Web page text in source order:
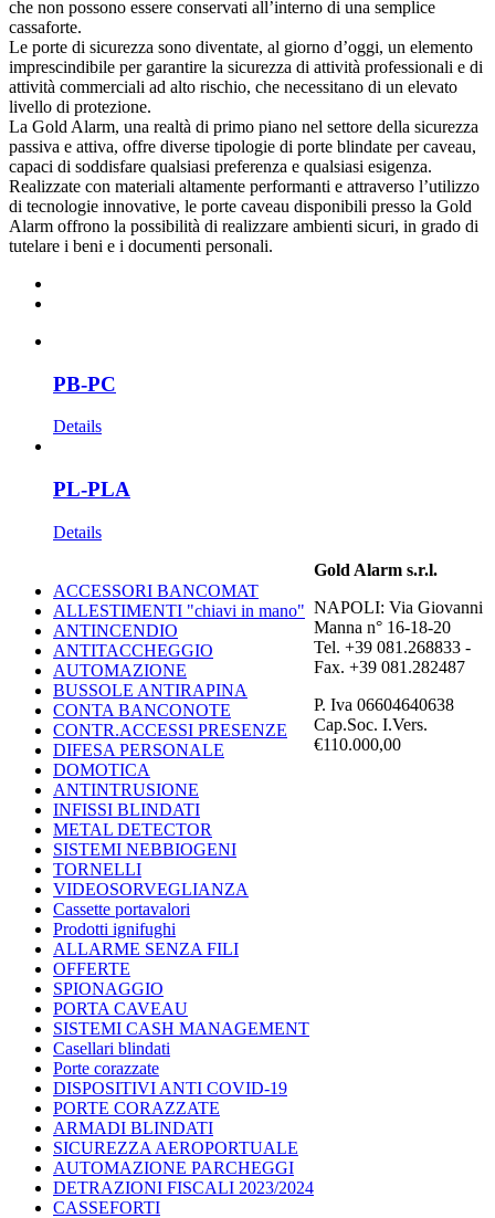
che non possono essere conservati all’interno di una semplice
cassaforte.
Le porte di sicurezza sono diventate, al giorno d’oggi, un elemento
imprescindibile per garantire la sicurezza di attività professionali e di
attività commerciali ad alto rischio, che necessitano di un elevato
livello di protezione.
La Gold Alarm, una realtà di primo piano nel settore della sicurezza
passiva e attiva, offre diverse tipologie di porte blindate per caveau,
capaci di soddisfare qualsiasi preferenza e qualsiasi esigenza.
Realizzate con materiali altamente performanti e attraverso l’utilizzo
di tecnologie innovative, le porte caveau disponibili presso la Gold
Alarm offrono la possibilità di realizzare ambienti sicuri, in grado di
tutelare i beni e i documenti personali.
PB-PC
Details
PL-PLA
Details
ACCESSORI BANCOMAT
ALLESTIMENTI "chiavi in mano"
ANTINCENDIO
ANTITACCHEGGIO
AUTOMAZIONE
BUSSOLE ANTIRAPINA
CONTA BANCONOTE
CONTR.ACCESSI PRESENZE
DIFESA PERSONALE
DOMOTICA
ANTINTRUSIONE
INFISSI BLINDATI
METAL DETECTOR
SISTEMI NEBBIOGENI
TORNELLI
VIDEOSORVEGLIANZA
Cassette portavalori
Prodotti ignifughi
ALLARME SENZA FILI
OFFERTE
SPIONAGGIO
PORTA CAVEAU
SISTEMI CASH MANAGEMENT
Casellari blindati
Porte corazzate
DISPOSITIVI ANTI COVID-19
PORTE CORAZZATE
ARMADI BLINDATI
SICUREZZA AEROPORTUALE
AUTOMAZIONE PARCHEGGI
DETRAZIONI FISCALI 2023/2024
CASSEFORTI
Gold Alarm s.r.l.
NAPOLI: Via Giovanni
Manna n° 16-18-20
Tel. +39 081.268833 -
Fax. +39 081.282487
P. Iva 06604640638
Cap.Soc. I.Vers.
€110.000,00